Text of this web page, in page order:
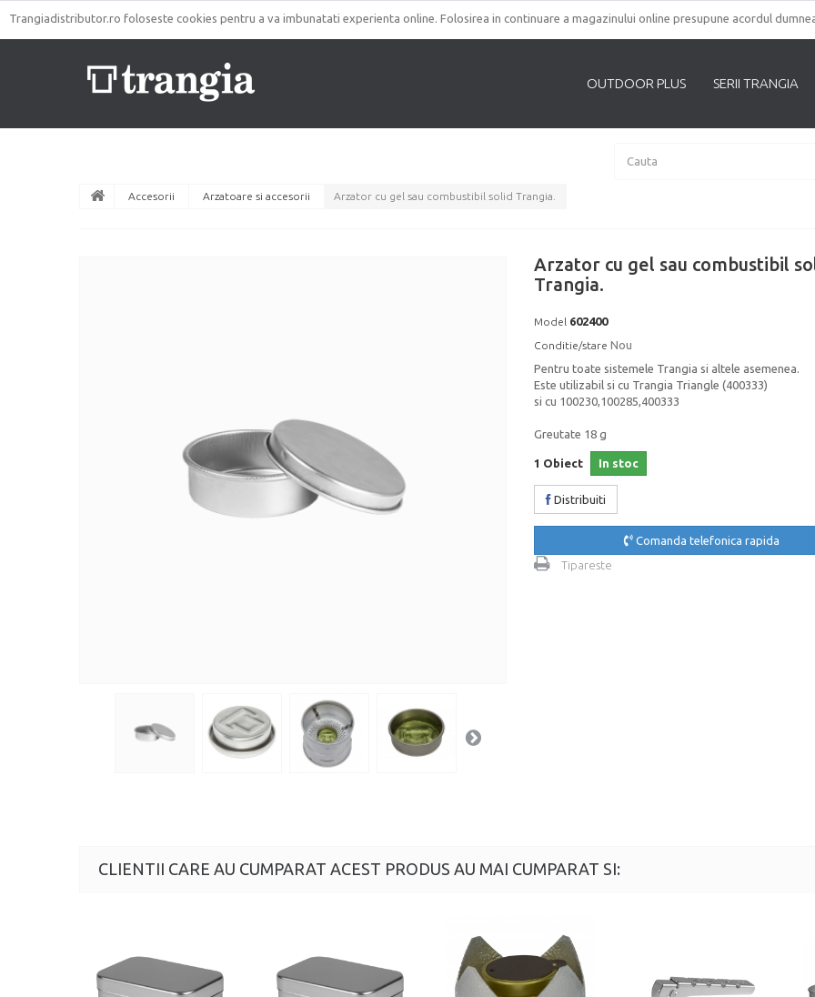
CONTACT HARTA SITE
OUTDOOR PLUS SERII TRANGIA
Accesorii Arzatoare si accesorii Arzator cu gel sau combustibil solid Trangia.
Arzator cu gel sau combustibil
Trangia.
Model 602400
Conditie/stare Nou
Pentru toate sistemele Trangia si altele asemenea.
Este utilizabil si cu Trangia Triangle (400333)
si cu 100230,100285,400333
Greutate 18 g
1 Obiect In stoc
Distribuiti
Comanda telefonica rapida
Tipareste
CLIENTII CARE AU CUMPARAT ACEST PRODUS AU MAI CUMPARAT SI:
Trangiadistributor.ro foloseste cookies pentru a va imbunatati experienta online. Folosirea in continuare a magazinului online presupune acordul